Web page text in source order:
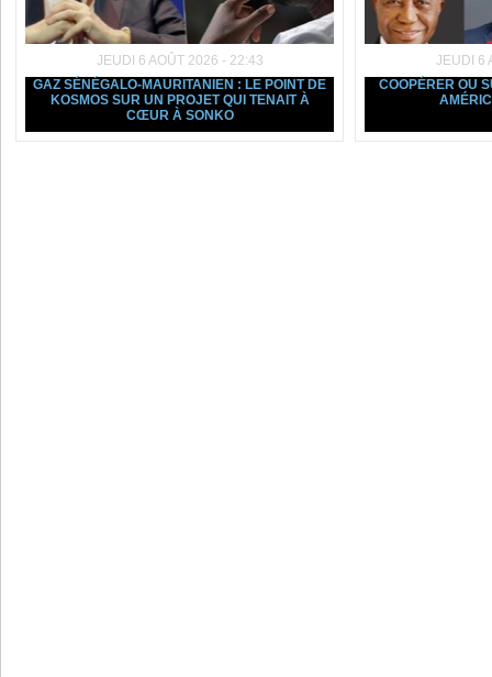
JEUDI 6 AOÛT 2026 - 22:43
GAZ SÉNÉGALO-MAURITANIEN : LE POINT DE
KOSMOS SUR UN PROJET QUI TENAIT À
CŒUR À SONKO
JEUDI 6
COOPÉRER OU